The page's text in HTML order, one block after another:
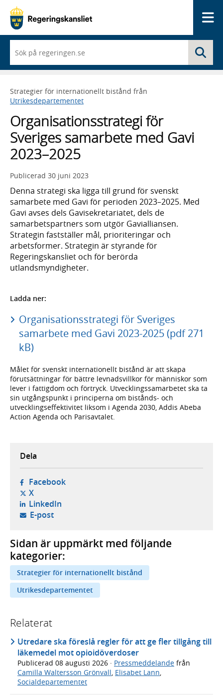
du
börjar
skriva
framträder
en
med
sökförslag
Strategier för internationellt bistånd från
Utrikesdepartementet
Organisationsstrategi för
Sveriges samarbete med Gavi
2023–2025
Publicerad 30 juni 2023
Denna strategi ska ligga till grund för svenskt
samarbete med Gavi för perioden 2023–2025. Med
Gavi avses dels Gavisekretariatet, dels de
samarbetspartners som utgör Gavialliansen.
Strategin fastställer mål, prioriteringar och
arbetsformer. Strategin är styrande för
Regeringskansliet och för berörda
utlandsmyndigheter.
Ladda ner:
Organisationsstrategi för Sveriges
samarbete med Gavi 2023-2025 (pdf 271
kB)
Målet för svenskt internationellt bistånd är att skapa
förutsättningar för bättre levnadsvillkor för människor som
lever i fattigdom och förtryck. Utvecklingssamarbetet ska ta
sin utgångspunkt i principerna om bistånds- och
utvecklingseffektivitet liksom i Agenda 2030, Addis Abeba
Action Agenda och Parisavtalet.
Dela
Facebook- öppnas i ny flik, extern webbplats,
X- öppnas i ny flik, extern webbplats,
LinkedIn- öppnas i ny flik, extern webbplats,
E-post- öppnar din e-postklient,
Sidan är uppmärkt med följande
kategorier:
Strategier för internationellt bistånd
Utrikesdepartementet
Relaterat
Utredare ska föreslå regler för att ge fler tillgång till
läkemedel mot opioidöverdoser
Publicerad 08 augusti 2026 · Pressmeddelande från
Camilla Waltersson Grönvall Elisabet Lann
Socialdepartementet